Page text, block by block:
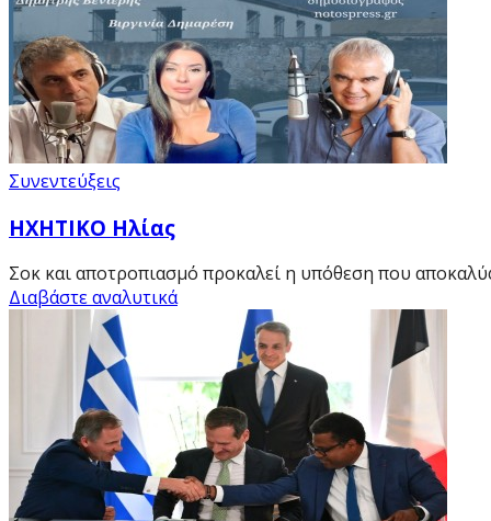
Συνεντεύξεις
HXHTIKO Ηλίας
Σοκ και αποτροπιασμό προκαλεί η υπόθεση που
Διαβάστε αναλυτικά